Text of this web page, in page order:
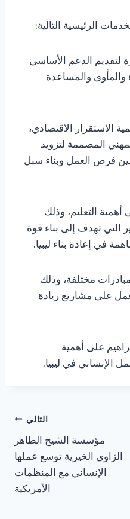
الرئيسية التالية:
لتقديم الدعم الأساسي
والمأوى والمساعدة
الاستقرار الاقتصادي،
المصممة لتزويد
فرص العمل وبناء سبل
أهمية التعليم، وذلك
التي تهدف إلى بناء قوة
في إعادة بناء ليبيا.
مختلفة، وذلك
على مشاريع ريادة
على أهمية
الإنساني في ليبيا.
التالي
مؤسسة الشيخ الطاهر
الزاوي الخيرية توسع عملها
الإنساني مع المنظمات
الأمريكية